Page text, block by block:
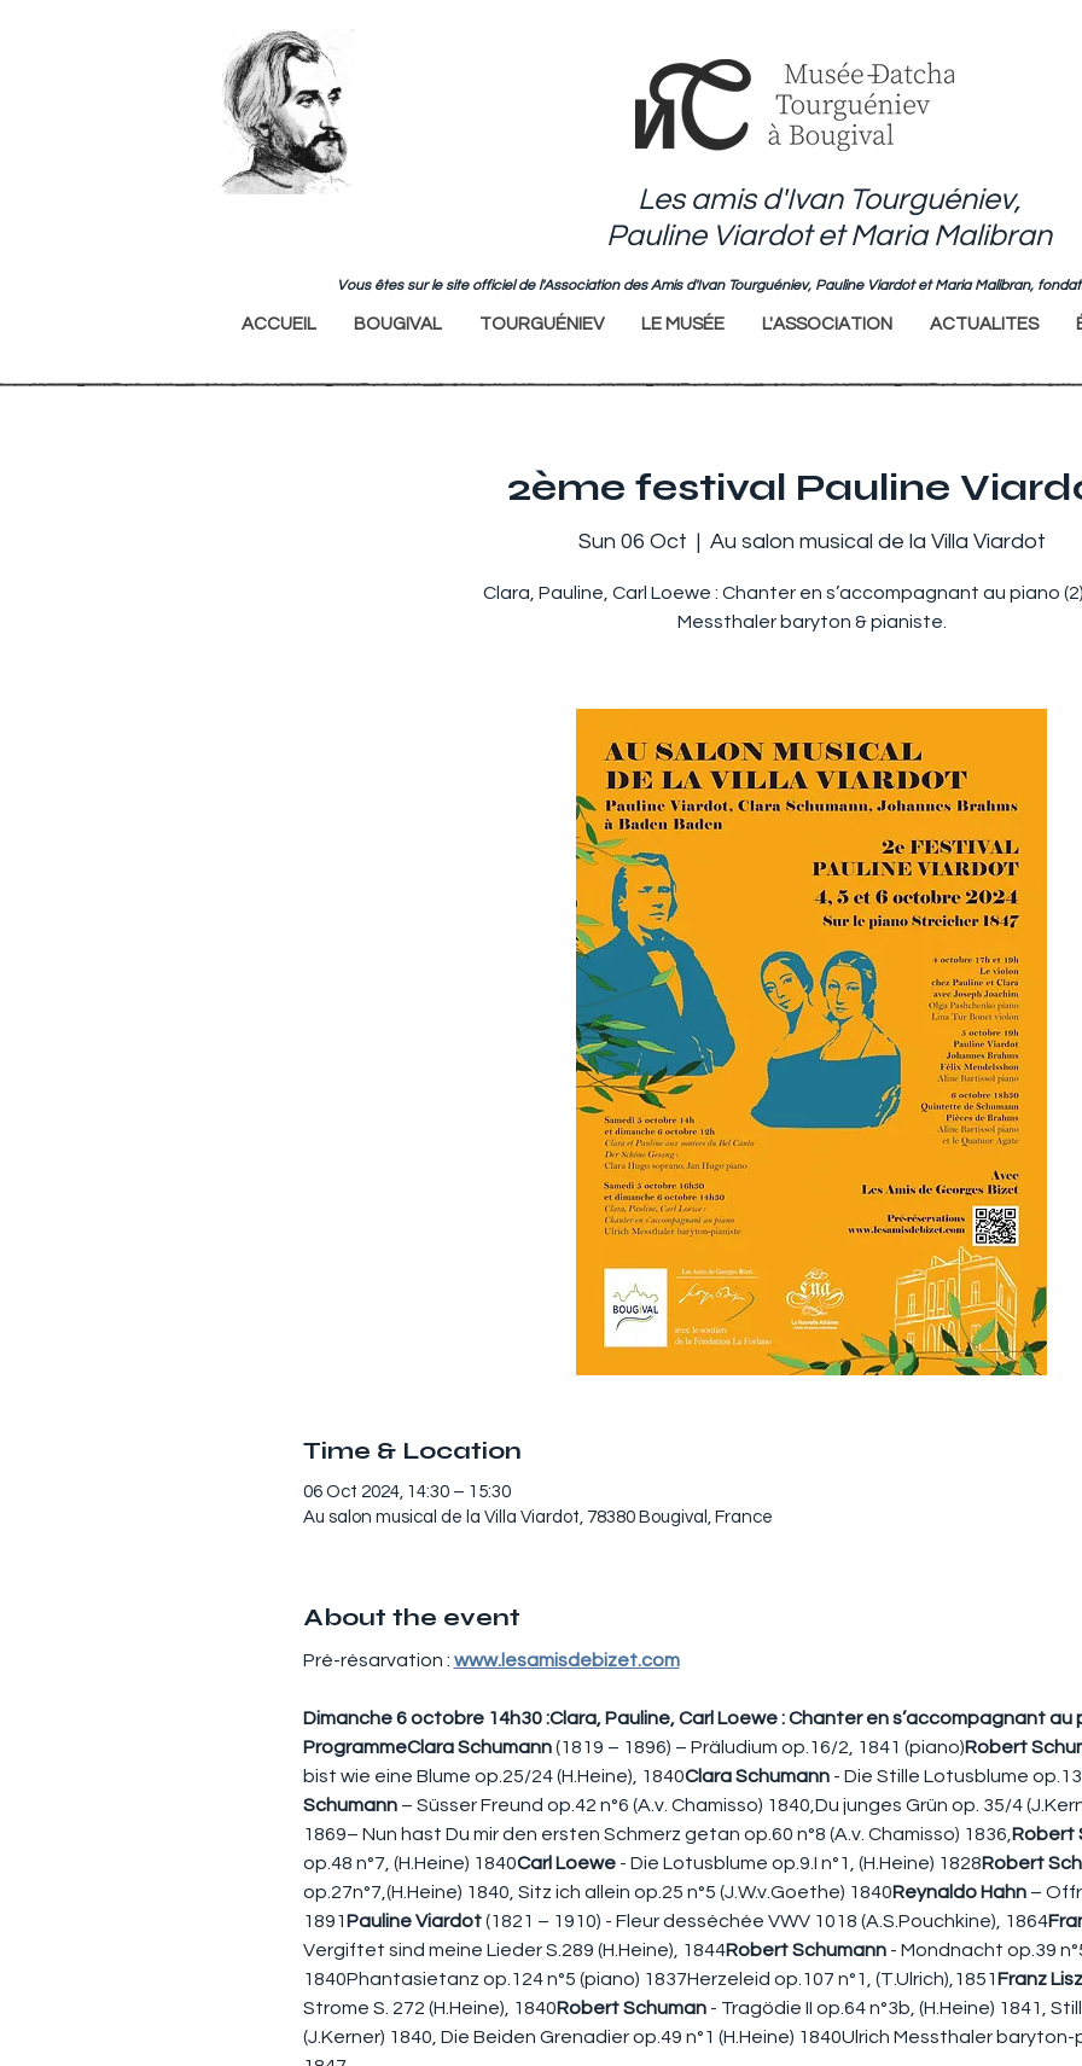
Les amis d'Ivan Tourguéniev,
Pauline Viardot et Maria Malibran
Vous êtes sur le site officiel de l'Association des Amis d'Ivan Tourguéniev, Pauline Viardot et Maria Malibran,
ACCUEIL BOUGIVAL TOURGUÉNIEV LE MUSÉE L'ASSOCIATION ACTUALITES
2ème festival Pauline
Sun 06 Oct
  |
Au salon musical de la Villa Viardot
Clara, Pauline, Carl Loewe : Chanter en s’accompagnant au piano
Messthaler baryton & pianiste.
Time & Location
06 Oct 2024, 14:30 – 15:30
Au salon musical de la Villa Viardot, 78380 Bougival, France
About the event
Pré-résarvation : www.lesamisdebizet.com
Dimanche 6 octobre 14h30 :Clara, Pauline, Carl Loewe : Chanter en s’accompagnant au
ProgrammeClara Schumann (1819 – 1896) – Präludium op.16/2, 1841 (piano)Robert
bist wie eine Blume op.25/24 (H.Heine), 1840Clara Schumann - Die Stille Lotusblume op.13
Schumann – Süsser Freund op.42 n°6 (A.v. Chamisso) 1840,Du junges Grün op. 35/4
1869– Nun hast Du mir den ersten Schmerz getan op.60 n°8 (A.v. Chamisso) 1836, Robert
op.48 n°7, (H.Heine) 1840Carl Loewe - Die Lotusblume op.9.I n°1, (H.Heine) 1828Robert
op.27n°7,(H.Heine) 1840, Sitz ich allein op.25 n°5 (J.W.v.Goethe) 1840Reynaldo Hahn –
1891 Pauline Viardot (1821 – 1910) - Fleur desséchée VWV 1018 (A.S.Pouchkine), 1864
Vergiftet sind meine Lieder S.289 (H.Heine), 1844Robert Schumann - Mondnacht op.39
1840Phantasietanz op.124 n°5 (piano) 1837Herzeleid op.107 n°1, (T.Ulrich),1851 Franz
Strome S. 272 (H.Heine), 1840Robert Schuman - Tragödie II op.64 n°3b, (H.Heine) 1841,
(J.Kerner) 1840, Die Beiden Grenadier op.49 n°1 (H.Heine) 1840Ulrich Messthaler